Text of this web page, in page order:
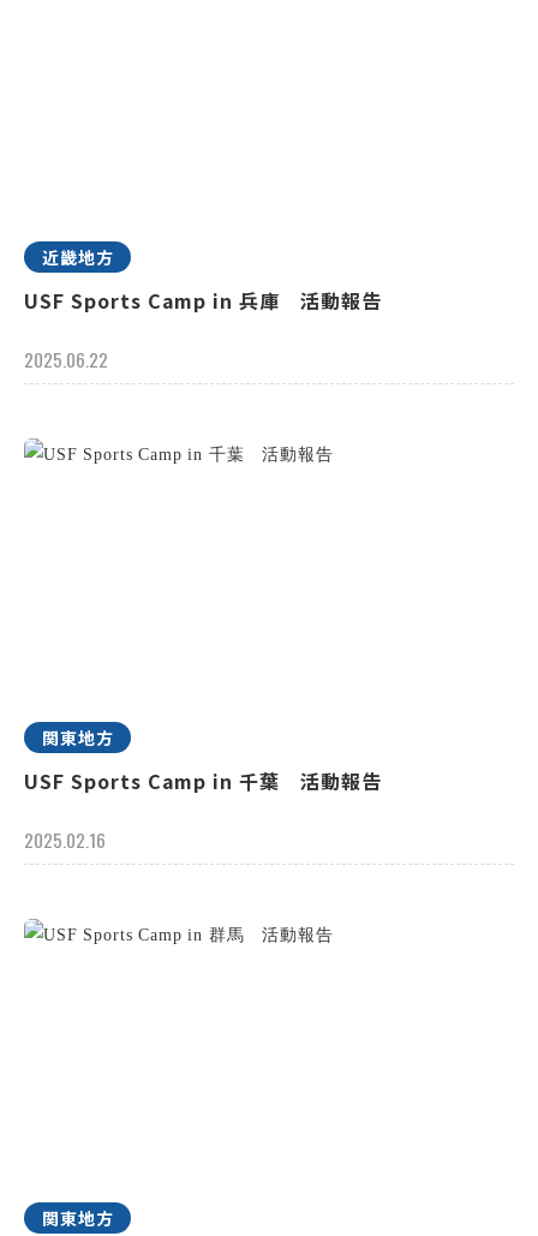
近畿地方
USF Sports Camp in 兵庫 活動報告
2025.06.22
関東地方
USF Sports Camp in 千葉 活動報告
2025.02.16
関東地方